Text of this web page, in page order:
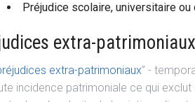
Préjudice scolaire, universitaire
extra-patrimoniaux
extra-patrimoniaux” -
incidence patrimoniale ce qui